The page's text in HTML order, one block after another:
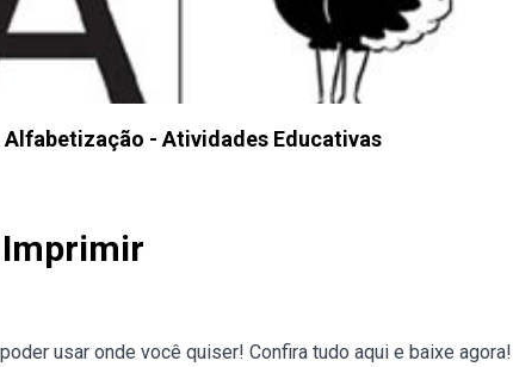
- Atividades Educativas
Imprimir
usar onde você quiser! Confira tudo aqui e baixe agora!